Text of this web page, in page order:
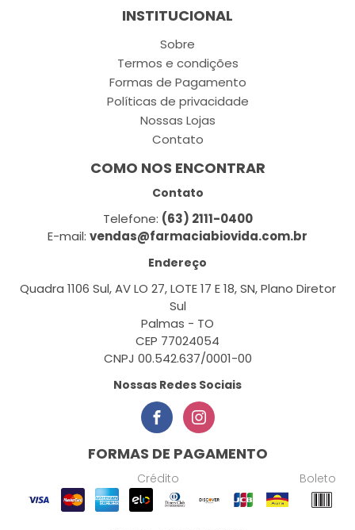
INSTITUCIONAL
Sobre
Termos e condições
Formas de Pagamento
Políticas de privacidade
Nossas Lojas
Contato
COMO NOS ENCONTRAR
Contato
Telefone: (63) 2111-0400
E-mail: vendas@farmaciabiovida.com.br
Endereço
Quadra 1106 Sul, AV LO 27, LOTE 17 E 18, SN, Plano Diretor
Sul
Palmas - TO
CEP 77024054
CNPJ 00.542.637/0001-00
Nossas Redes Sociais
FORMAS DE PAGAMENTO
Crédito Boleto